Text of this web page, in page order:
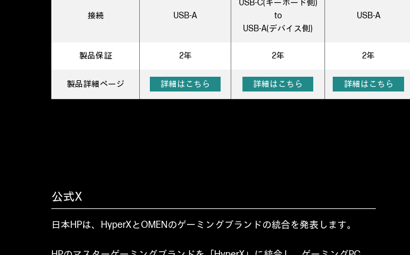
接続
製品保証
製品詳細ページ
USB-A
2年
詳細はこちら
USB-C(キーボード側)
to
USB-A(デバイス側)
2年
詳細はこちら
USB-A
2年
詳細はこちら
公式X
日本HPは、HyperXとOMENのゲーミングブランドの統合を発表します。